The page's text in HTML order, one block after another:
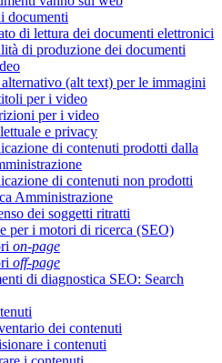
documenti
di lettura dei documenti elettronici
di produzione dei documenti
(alt text) per le immagini
per i video
per i video
e privacy
di contenuti prodotti dalla
di contenuti non prodotti
Amministrazione
dei soggetti ritratti
per i motori di ricerca (SEO)
on-page
off-page
di diagnostica SEO: Search
dei contenuti
i contenuti